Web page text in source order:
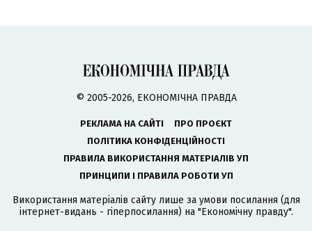
© 2005-2026, ЕКОНОМІЧНА ПРАВДА
РЕКЛАМА НА САЙТІ
ПРО ПРОЄКТ
ПОЛІТИКА КОНФІДЕНЦІЙНОСТІ
ПРАВИЛА ВИКОРИСТАННЯ МАТЕРІАЛІВ УП
ПРИНЦИПИ І ПРАВИЛА РОБОТИ УП
Використання матеріалів сайту лише за умови посилання (для
інтернет-видань - гіперпосилання) на "Економічну правду".